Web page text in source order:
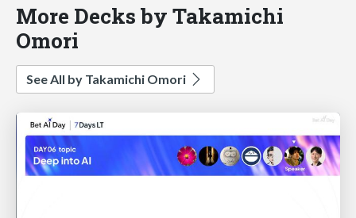
More Decks by Takamichi
Omori
See All by Takamichi Omori